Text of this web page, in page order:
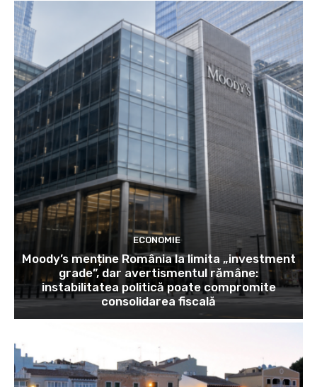
ECONOMIE
Moody’s menține România la limita „investment
grade”, dar avertismentul rămâne:
instabilitatea politică poate compromite
consolidarea fiscală